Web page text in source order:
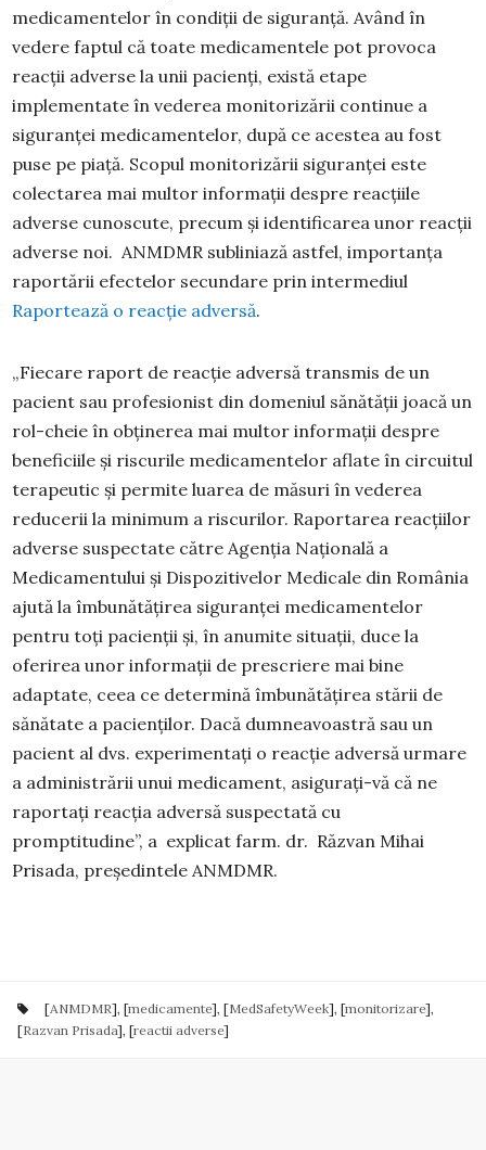
medicamentelor în condiții de siguranță. Având în
vedere faptul că toate medicamentele pot provoca
reacții adverse la unii pacienți, există etape
implementate în vederea monitorizării continue a
siguranței medicamentelor, după ce acestea au fost
puse pe piață. Scopul monitorizării siguranței este
colectarea mai multor informații despre reacțiile
adverse cunoscute, precum și identificarea unor reacții
adverse noi. ANMDMR subliniază astfel, importanța
raportării efectelor secundare prin intermediul
Raportează o reacție adversă.
„Fiecare raport de reacție adversă transmis de un
pacient sau profesionist din domeniul sănătății joacă un
rol-cheie în obținerea mai multor informații despre
beneficiile și riscurile medicamentelor aflate în circuitul
terapeutic și permite luarea de măsuri în vederea
reducerii la minimum a riscurilor. Raportarea reacțiilor
adverse suspectate către Agenția Națională a
Medicamentului și Dispozitivelor Medicale din România
ajută la îmbunătățirea siguranței medicamentelor
pentru toți pacienții și, în anumite situații, duce la
oferirea unor informații de prescriere mai bine
adaptate, ceea ce determină îmbunătățirea stării de
sănătate a pacienților. Dacă dumneavoastră sau un
pacient al dvs. experimentați o reacție adversă urmare
a administrării unui medicament, asigurați-vă că ne
raportați reacția adversă suspectată cu
promptitudine”, a explicat farm. dr. Răzvan Mihai
Prisada, președintele ANMDMR.
[ANMDMR], [medicamente], [MedSafetyWeek], [monitorizare],
[Razvan Prisada], [reactii adverse]